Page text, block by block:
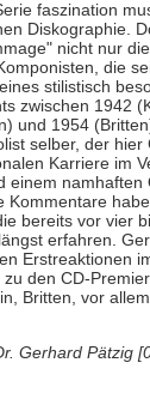
faszination
Diskographie.
nicht nur
die
stilistisch
zwischen 1942
und 1954
selber, der hier
Karriere im
einem namhaften
Kommentare
bereits vor vier
erfahren.
Erstreaktionen
den CD-
Britten, vor
Gerhard Pätzig